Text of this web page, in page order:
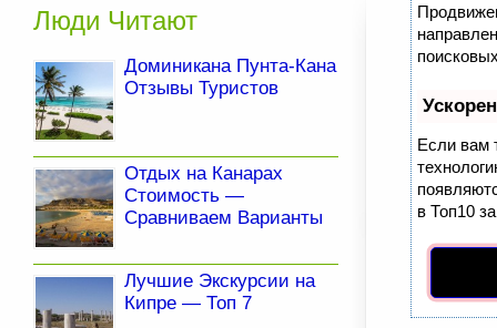
Если вам
в Топ10
Люди Читают
Доминикана Пунта-Кана
Отзывы Туристов
Отдых на Канарах
Стоимость —
Сравниваем Варианты
Лучшие Экскурсии на
Кипре — Топ 7